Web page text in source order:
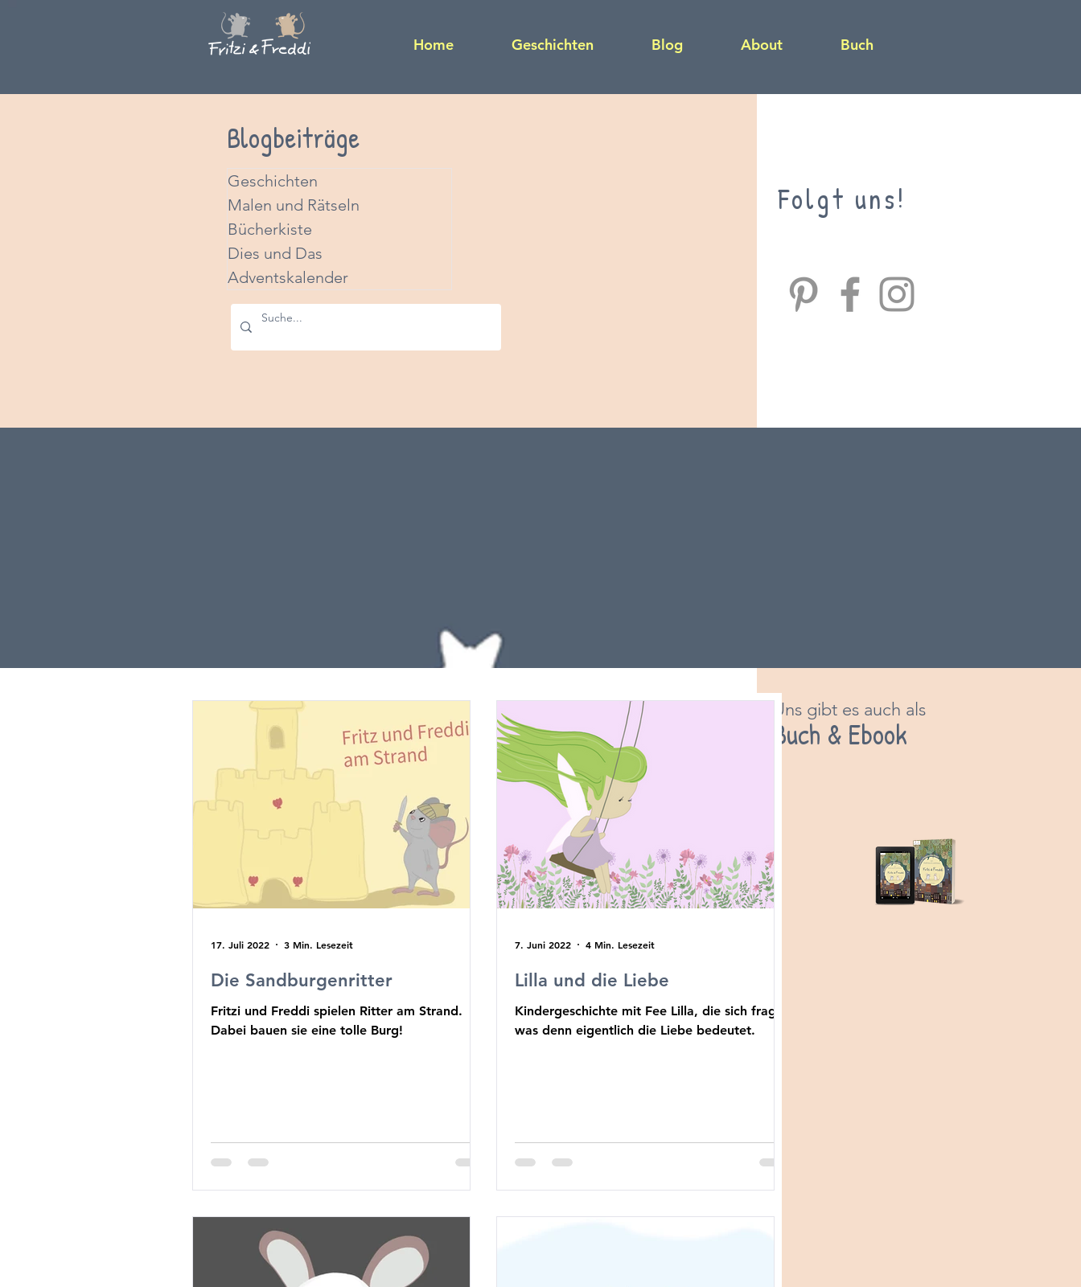
Home Geschichten Blog About Buch
Blogbeiträge
Geschichten
Malen und Rätseln
Bücherkiste
Dies und Das
Adventskalender
Folgt uns!
Uns gibt es auch als
Buch & Ebook
Die Sandburgenritter
Fritzi und Freddi spielen Ritter am Strand.
Dabei bauen sie eine tolle Burg!
17. Juli 2022 3 Min. Lesezeit
Lilla und die Liebe
Kindergeschichte mit Fee Lilla, die sich fragt,
was denn eigentlich die Liebe bedeutet.
7. Juni 2022 4 Min. Lesezeit